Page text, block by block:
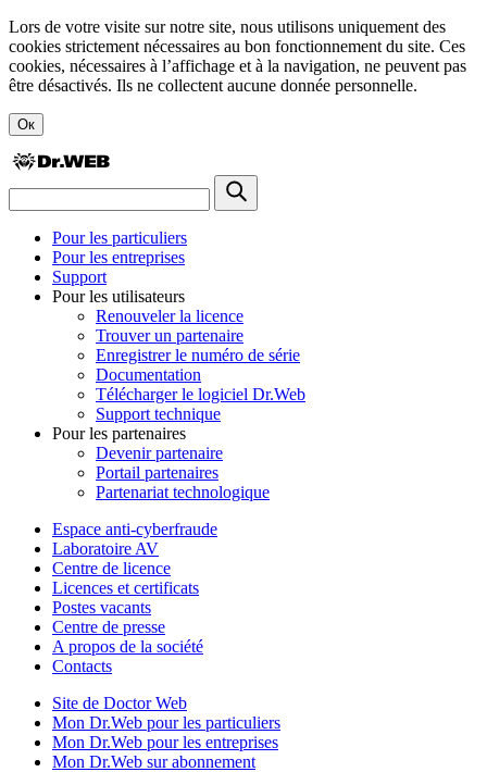
Lors de votre visite sur notre site, nous utilisons uniquement des
cookies strictement nécessaires au bon fonctionnement du site. Ces
cookies, nécessaires à l’affichage et à la navigation, ne peuvent pas
être désactivés. Ils ne collectent aucune donnée personnelle.
Ок
Pour les particuliers
Pour les entreprises
Support
Pour les utilisateurs
Renouveler la licence
Trouver un partenaire
Enregistrer le numéro de série
Documentation
Télécharger le logiciel Dr.Web
Support technique
Pour les partenaires
Devenir partenaire
Portail partenaires
Partenariat technologique
Espace anti-cyberfraude
Laboratoire AV
Centre de licence
Licences et certificats
Postes vacants
Centre de presse
A propos de la société
Contacts
Site de Doctor Web
Mon Dr.Web pour les particuliers
Mon Dr.Web pour les entreprises
Mon Dr.Web sur abonnement